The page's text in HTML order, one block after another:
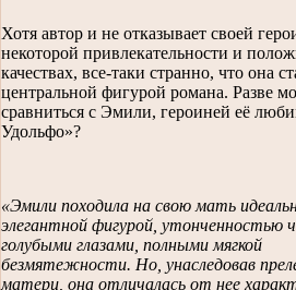
Хотя автор и не отказывает своей
некоторой привлекательности и
качествах, все-таки странно, что она
центральной фигурой романа. Разве
сравниться с Эмили, героиней её
Удольфо»?
«Эмили походила на свою мать
элегантной фигурой, утонченностью
голубыми глазами, полными мягкой
безмятежности. Но, унаследовав
матери, она отличалась от нее